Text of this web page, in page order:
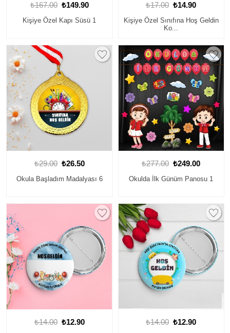
₺167.00 ₺149.90
Kişiye Özel Kapı Süsü 1
₺17.00 ₺14.90
Kişiye Özel Sınıfına Hoş Geldin
Ko...
₺29.00 ₺26.50
Okula Başladım Madalyası 6
₺277.00 ₺249.00
Okulda İlk Günüm Panosu 1
₺14.00 ₺12.90 ₺14.00 ₺12.90